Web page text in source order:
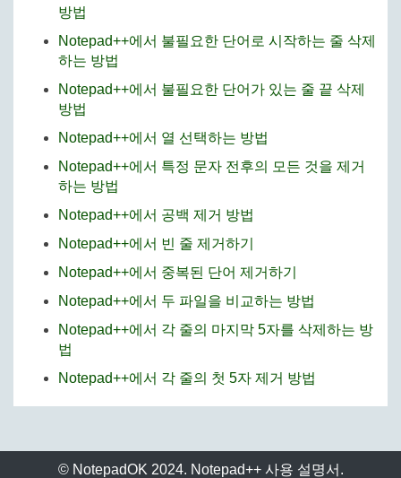
방법
Notepad++에서 불필요한 단어로 시작하는 줄 삭제
하는 방법
Notepad++에서 불필요한 단어가 있는 줄 끝 삭제
방법
Notepad++에서 열 선택하는 방법
Notepad++에서 특정 문자 전후의 모든 것을 제거
하는 방법
Notepad++에서 공백 제거 방법
Notepad++에서 빈 줄 제거하기
Notepad++에서 중복된 단어 제거하기
Notepad++에서 두 파일을 비교하는 방법
Notepad++에서 각 줄의 마지막 5자를 삭제하는 방
법
Notepad++에서 각 줄의 첫 5자 제거 방법
© NotepadOK 2024. Notepad++ 사용 설명서.